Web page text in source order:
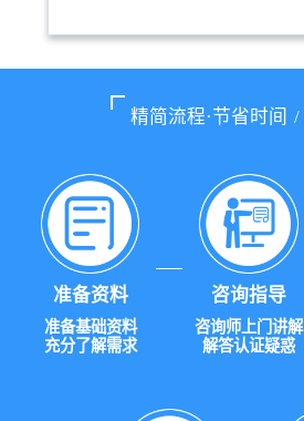
精简流程·节省时间 /
准备资料
准备基础资料
充分了解需求
咨询指导
咨询师上门讲解
解答认证疑惑